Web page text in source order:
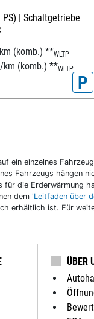
| Schaltgetriebe
(komb.) **WLTP
km (komb.) **WLTP
P
ein einzelnes
Fahrzeugs hängen
die Erderwärmung
dem 'Leitfaden über
erhältlich ist. Für
ÜBER